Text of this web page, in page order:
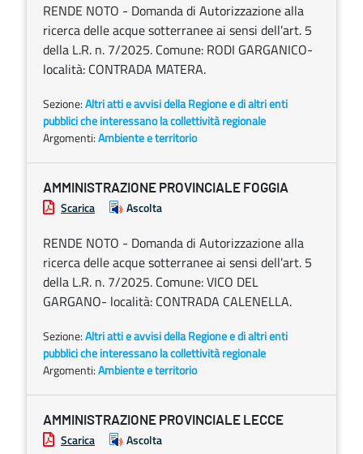
RENDE NOTO - Domanda di Autorizzazione alla
ricerca delle acque sotterranee ai sensi dell’art. 5
della L.R. n. 7/2025. Comune: RODI GARGANICO-
località: CONTRADA MATERA.
Sezione:Altri atti e avvisi della Regione e di altri enti
pubblici che interessano la collettività regionale
Argomenti:Ambiente e territorio
AMMINISTRAZIONE PROVINCIALE FOGGIA
Scarica Ascolta
RENDE NOTO - Domanda di Autorizzazione alla
ricerca delle acque sotterranee ai sensi dell’art. 5
della L.R. n. 7/2025. Comune: VICO DEL
GARGANO- località: CONTRADA CALENELLA.
Sezione:Altri atti e avvisi della Regione e di altri enti
pubblici che interessano la collettività regionale
Argomenti:Ambiente e territorio
AMMINISTRAZIONE PROVINCIALE LECCE
Scarica Ascolta